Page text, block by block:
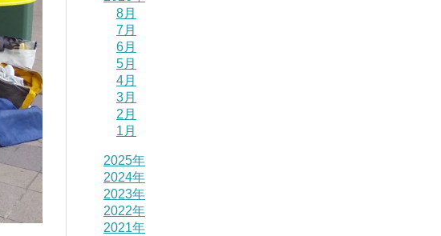
8月
7月
6月
5月
4月
3月
2月
1月
2025年
2024年
2023年
2022年
2021年